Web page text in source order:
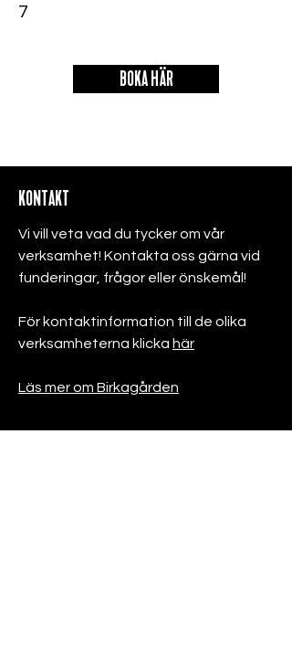
7
BOKA HÄR
KONTAKT
Vi vill veta vad du tycker om vår
verksamhet! Kontakta oss gärna vid
funderingar, frågor eller önskemål!
För kontaktinformation till de olika
verksamheterna klicka här
Läs mer om Birkagården